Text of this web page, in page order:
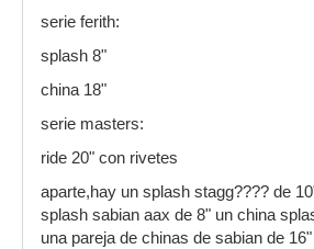
serie ferith:
splash 8"
china 18"
serie masters:
ride 20" con rivetes
aparte,hay un splash stagg???? de
splash sabian aax de 8" un china
una pareja de chinas de sabian de